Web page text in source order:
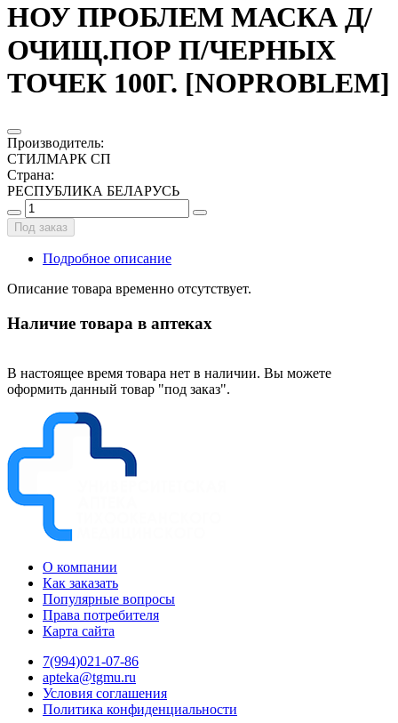
НОУ ПРОБЛЕМ МАСКА Д/
ОЧИЩ.ПОР П/ЧЕРНЫХ
ТОЧЕК 100Г. [NOPROBLEM]
Производитель:
СТИЛМАРК СП
Страна:
РЕСПУБЛИКА БЕЛАРУСЬ
Под заказ
Подробное описание
Описание товара временно отсутствует.
Наличие товара в аптеках
В настоящее время товара нет в наличии. Вы можете
оформить данный товар "под заказ".
О компании
Как заказать
Популярные вопросы
Права потребителя
Карта сайта
7(994)021-07-86
apteka@tgmu.ru
Условия соглашения
Политика конфиденциальности